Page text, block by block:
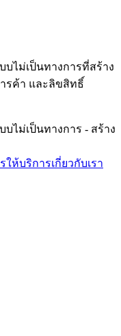
บไม่เป็นทางการที่สร้าง
รค้า และลิขสิทธิ์
บไม่เป็นทางการ - สร้าง
ให้บริการเกี่ยวกับเรา